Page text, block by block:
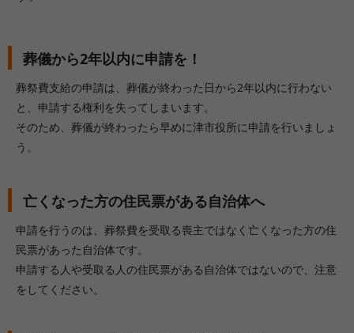
葬儀から2年以内に申請を！
葬祭費支給の申請は、葬儀が終わった日から2年以内に行わない
と、申請する権利を失ってしまいます。
そのため、葬儀が終わったら早めに津市役所に申請を行いましょ
う。
亡くなった方の住民票がある自治体へ
申請を行うのは、葬祭費を受取る喪主ではなく亡くなった方の住
民票があった自治体です。
申請する人や受取る人の住民票がある自治体ではないので、注意
をしてください。